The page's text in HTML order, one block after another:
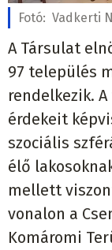
Fotó: Vadkerti
A Társulat
97 település
rendelkezik.
érdekeit
szociális
élő
mellett
vonalon a
Komáromi